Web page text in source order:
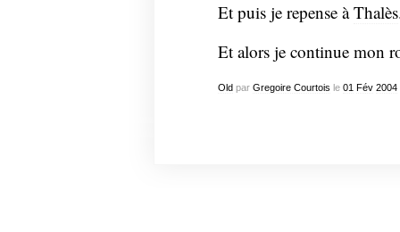
Et puis je repense àThalès
Et alors je continue mon
Oldpar Gregoire Courtois le 01 Fév 2004